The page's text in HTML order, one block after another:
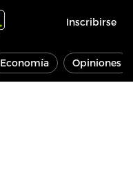
Inscribirse
Economía Opiniones